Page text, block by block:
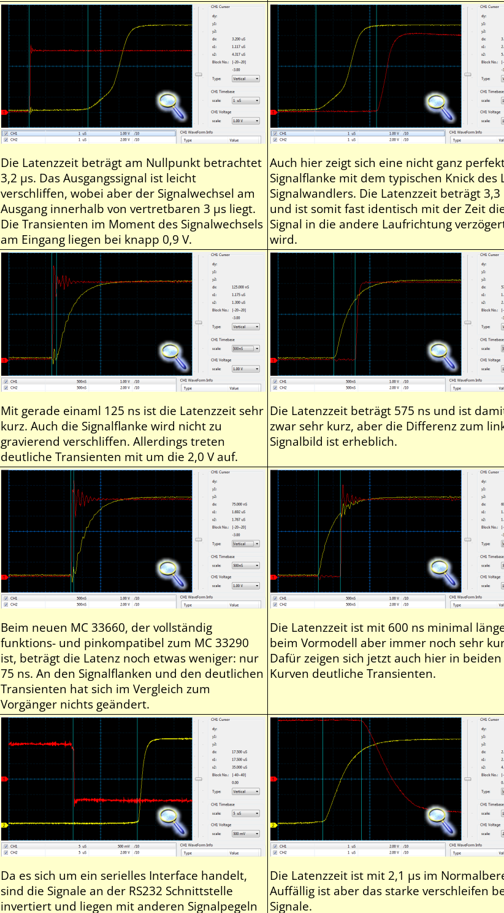
Die Latenzzeit beträgt am Nullpunkt betrachtet
3,2 µs. Das Ausgangssignal ist leicht
verschliffen, wobei aber der Signalwechsel am
Ausgang innerhalb von vertretbaren 3 µs liegt.
Die Transienten im Moment des Signalwechsels
am Eingang liegen bei knapp 0,9 V.
Auch hier zeigt sich eine nicht ganz
Signalflanke mit dem typischen Knick des
Signalwandlers. Die Latenzzeit beträgt 3,3
und ist somit fast identisch mit der Zeit
Signal in die andere Laufrichtung
wird.
Mit gerade einaml 125 ns ist die Latenzzeit sehr
kurz. Auch die Signalflanke wird nicht zu
gravierend verschliffen. Allerdings treten
deutliche Transienten mit um die 2,0 V auf.
Die Latenzzeit beträgt 575 ns und ist
zwar sehr kurz, aber die Differenz zum
Signalbild ist erheblich.
Beim neuen MC 33660, der vollständig
funktions- und pinkompatibel zum MC 33290
ist, beträgt die Latenz noch etwas weniger: nur
75 ns. An den Signalflanken und den deutlichen
Transienten hat sich im Vergleich zum
Vorgänger nichts geändert.
Die Latenzzeit ist mit 600 ns minimal
beim Vormodell aber immer noch sehr
Dafür zeigen sich jetzt auch hier in beiden
Kurven deutliche Transienten.
Da es sich um ein serielles Interface handelt,
sind die Signale an der RS232 Schnittstelle
invertiert und liegen mit anderen Signalpegeln
Die Latenzzeit ist mit 2,1 µs im
Auffällig ist aber das starke verschleifen
Signale.